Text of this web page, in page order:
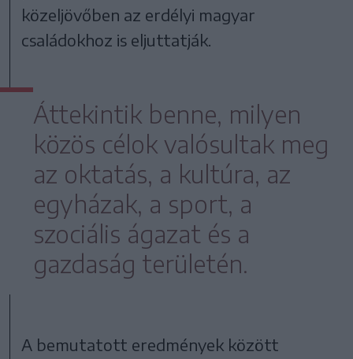
közeljövőben az erdélyi magyar
családokhoz is eljuttatják.
Áttekintik benne, milyen
közös célok valósultak meg
az oktatás, a kultúra, az
egyházak, a sport, a
szociális ágazat és a
gazdaság területén.
A bemutatott eredmények között